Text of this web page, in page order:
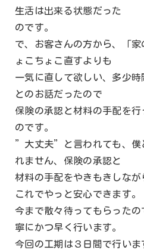
生活は出来る状態だった
のです。
で、お客さんの方から、「
ょこちょこ直すよりも
一気に直して欲しい、多少時
とのお話だったので
保険の承認と材料の手配を
のです。
”大丈夫”と言われても、僕
れません、保険の承認と
材料の手配をやきもきしなが
これでやっと安心できます。
今まで散々待ってもらった
寧にかつ早く行います。
今回の工期は３日間で行いま